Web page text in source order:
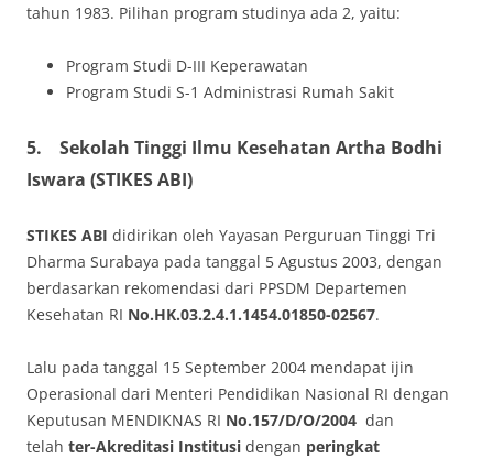
tahun 1983. Pilihan program studinya ada 2, yaitu:
Program Studi D-III Keperawatan
Program Studi S-1 Administrasi Rumah Sakit
5. Sekolah Tinggi Ilmu Kesehatan Artha Bodhi
Iswara (STIKES ABI)
STIKES ABI didirikan oleh Yayasan Perguruan Tinggi Tri
Dharma Surabaya pada tanggal 5 Agustus 2003, dengan
berdasarkan rekomendasi dari PPSDM Departemen
Kesehatan RI No.HK.03.2.4.1.1454.01850-02567.
Lalu pada tanggal 15 September 2004 mendapat ijin
Operasional dari Menteri Pendidikan Nasional RI dengan
Keputusan MENDIKNAS RI No.157/D/O/2004 dan
telah ter-Akreditasi Institusi dengan peringkat